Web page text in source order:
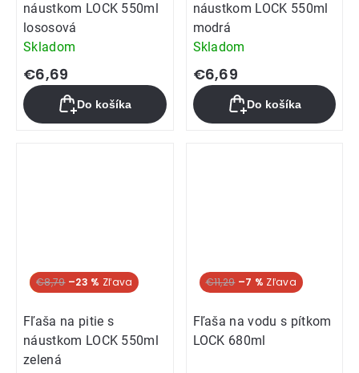
náustkom LOCK 550ml
lososová
Skladom
€6,69
Do košíka
náustkom LOCK 550ml
modrá
Skladom
€6,69
Do košíka
Akcia
€8,79 –23 %
Fľaša na pitie s
náustkom LOCK 550ml
zelená
€11,29 –7 %
Fľaša na vodu s pítkom
LOCK 680ml